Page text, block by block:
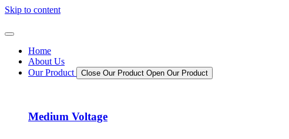
Skip to content
Home
About Us
Our Product
Close Our Product Open Our Product
Medium Voltage